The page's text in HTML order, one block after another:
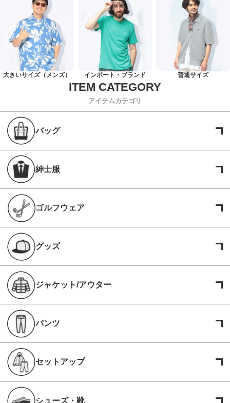
大きいサイズ（メンズ） インポート・ブランド 普通サイズ
アイテムカテゴリ
バッグ
紳士服
ゴルフウェア
グッズ
ジャケット/アウター
パンツ
セットアップ
シューズ・靴